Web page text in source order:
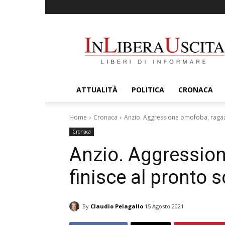
ATTUALITÀ POLITICA CRONACA
Home Cronaca Anzio. Aggressione omofoba,
Cronaca
Anzio.
finisce al pronto
By Claudio Pelagallo 15 Agosto 2021